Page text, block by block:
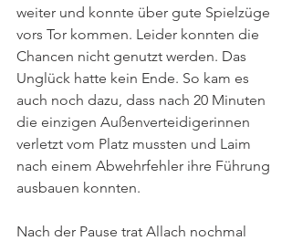
weiter und konnte über gute Spielzüge
vors Tor kommen. Leider konnten die
Chancen nicht genutzt werden. Das
Unglück hatte kein Ende. So kam es
auch noch dazu, dass nach 20 Minuten
die einzigen Außenverteidigerinnen
verletzt vom Platz mussten und Laim
nach einem Abwehrfehler ihre Führung
ausbauen konnten.
Nach der Pause trat Allach nochmal